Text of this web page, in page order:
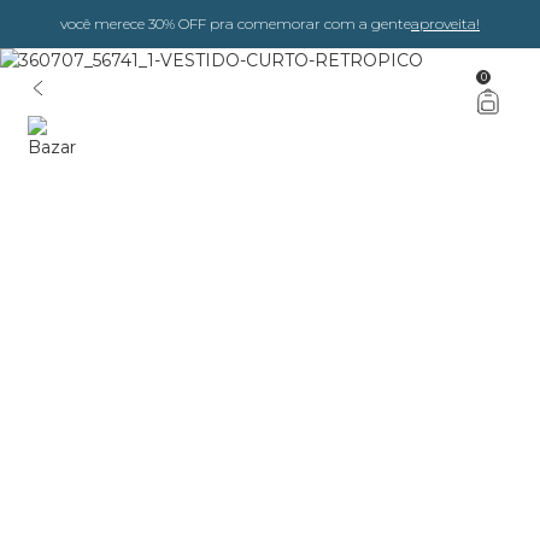
você merece 30% OFF pra comemorar com a genteaproveita!
0